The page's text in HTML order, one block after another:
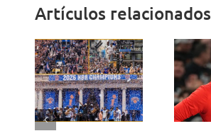
Artículos relacionados